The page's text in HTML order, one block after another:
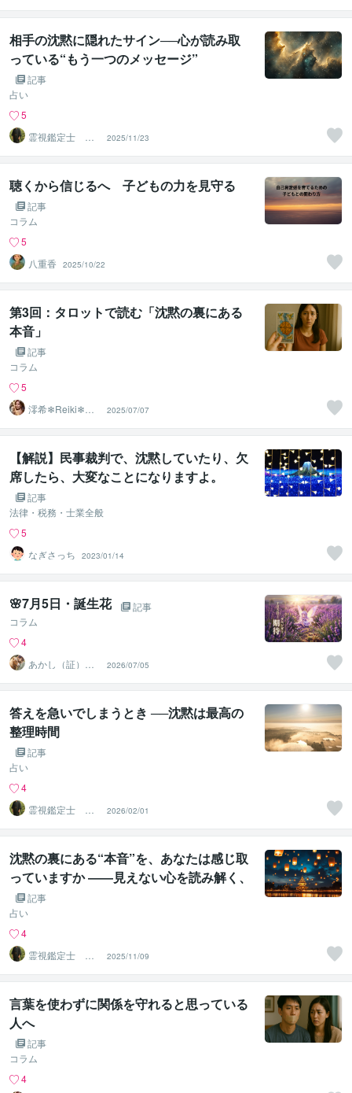
相手の沈黙に隠れたサイン──心が読み取
っている“もう一つのメッセージ”
記事
占い
5
霊視鑑定士 神
凪
2025/11/23
聴くから信じるへ 子どもの力を見守る
記事
コラム
5
八重香
2025/10/22
第3回：タロットで読む「沈黙の裏にある
本音」
記事
コラム
5
澪希❄Reiki❄寄
り添い、癒しま
す
2025/07/07
【解説】民事裁判で、沈黙していたり、欠
席したら、大変なことになりますよ。
記事
法律・税務・士業全般
5
なぎさっち
2023/01/14
🌸7月5日・誕生花
記事
コラム
4
あかし（証）
『アニマルコミ
ュニケーター』
2026/07/05
答えを急いでしまうとき ──沈黙は最高の
整理時間
記事
占い
4
霊視鑑定士 神
凪
2026/02/01
沈黙の裏にある“本音”を、あなたは感じ取
っていますか ――見えない心を読み解く、
魂のサイン
記事
占い
4
霊視鑑定士 神
凪
2025/11/09
言葉を使わずに関係を守れると思っている
人へ
記事
コラム
4